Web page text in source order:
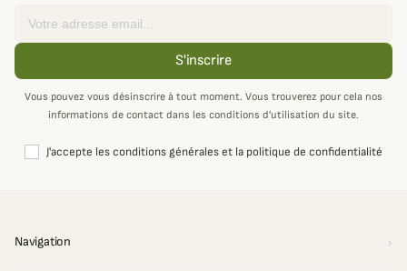
S'inscrire
Vous pouvez vous désinscrire à tout moment. Vous trouverez pour cela nos
informations de contact dans les conditions d'utilisation du site.
J'accepte les conditions générales et la politique de confidentialité
Navigation